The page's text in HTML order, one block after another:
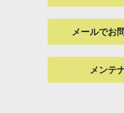
メールでお
メンテ